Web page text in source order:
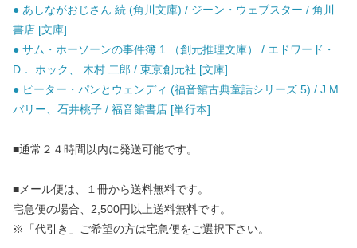
● あしながおじさん 続 (角川文庫) / ジーン・ウェブスター / 角川
書店 [文庫]
● サム・ホーソーンの事件簿 1 （創元推理文庫） / エドワード・
D． ホック、 木村 二郎 / 東京創元社 [文庫]
● ピーター・パンとウェンディ (福音館古典童話シリーズ 5) / J.M.
バリー、石井桃子 / 福音館書店 [単行本]
■通常２４時間以内に発送可能です。
■メール便は、１冊から送料無料です。
宅急便の場合、2,500円以上送料無料です。
※「代引き」ご希望の方は宅急便をご選択下さい。